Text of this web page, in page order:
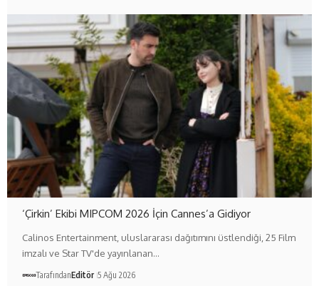
‘Çirkin’ Ekibi MIPCOM 2026 İçin Cannes’a Gidiyor
Calinos Entertainment, uluslararası dağıtımını üstlendiği, 25 Film
imzalı ve Star TV'de yayınlanan…
TarafındanEditör 5 Ağu 2026